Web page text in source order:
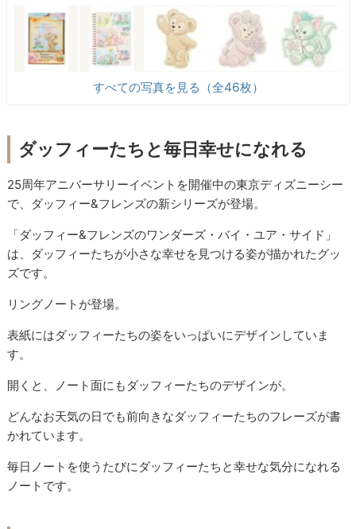
すべての写真を見る（全46枚）
ダッフィーたちと毎日幸せになれる
25周年アニバーサリーイベントを開催中の東京ディズニーシー
で、ダッフィー&フレンズの新シリーズが登場。
「ダッフィー&フレンズのワンダーズ・バイ・ユア・サイド」
は、ダッフィーたちが小さな幸せを見つける姿が描かれたグッ
ズです。
リングノートが登場。
表紙にはダッフィーたちの姿をいっぱいにデザインしていま
す。
開くと、ノート面にもダッフィーたちのデザインが。
どんなお天気の日でも前向きなダッフィーたちのフレーズが書
かれています。
毎日ノートを使うたびにダッフィーたちと幸せな気分になれる
ノートです。